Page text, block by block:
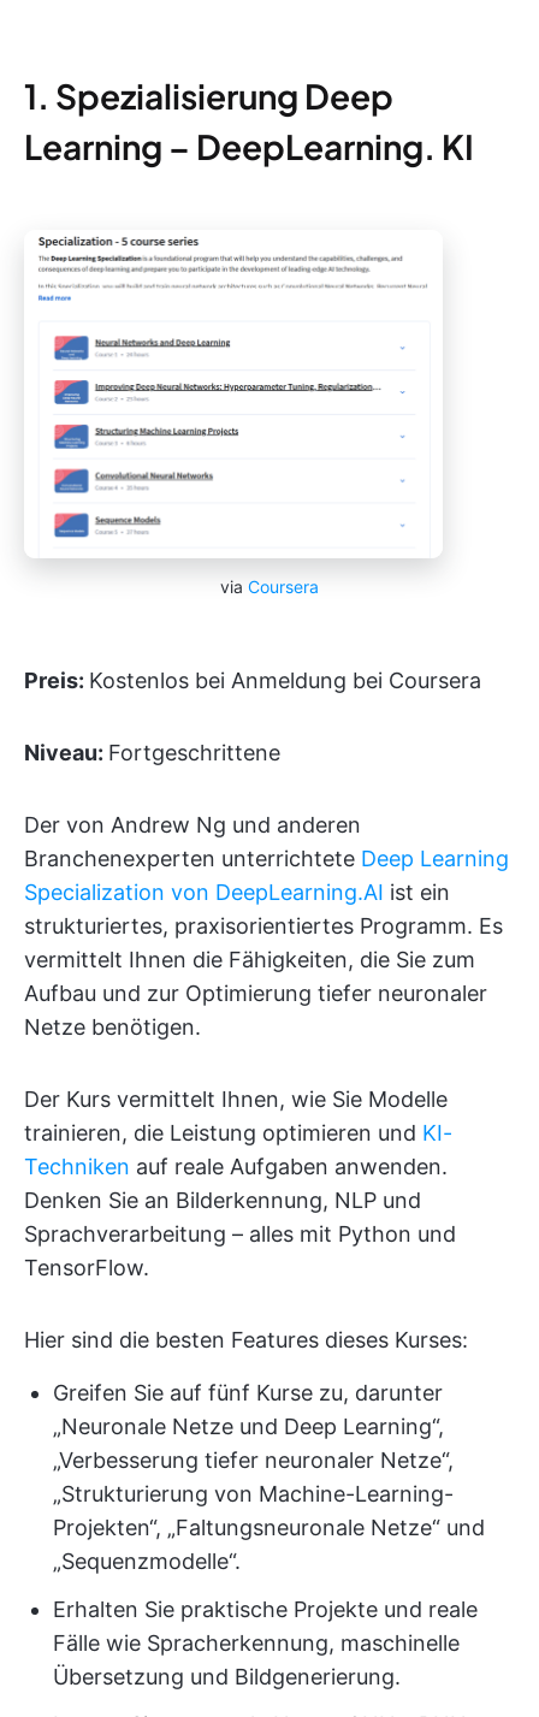
1. Spezialisierung Deep
Learning – DeepLearning. KI
via Coursera
Preis: Kostenlos bei Anmeldung bei Coursera
Niveau: Fortgeschrittene
Der von Andrew Ng und anderen
Branchenexperten unterrichtete Deep Learning
Specialization von DeepLearning.AI ist ein
strukturiertes, praxisorientiertes Programm. Es
vermittelt Ihnen die Fähigkeiten, die Sie zum
Aufbau und zur Optimierung tiefer neuronaler
Netze benötigen.
Der Kurs vermittelt Ihnen, wie Sie Modelle
trainieren, die Leistung optimieren und KI-
Techniken auf reale Aufgaben anwenden.
Denken Sie an Bilderkennung, NLP und
Sprachverarbeitung – alles mit Python und
TensorFlow.
Hier sind die besten Features dieses Kurses:
Greifen Sie auf fünf Kurse zu, darunter
„Neuronale Netze und Deep Learning“,
„Verbesserung tiefer neuronaler Netze“,
„Strukturierung von Machine-Learning-
Projekten“, „Faltungsneuronale Netze“ und
„Sequenzmodelle“.
Erhalten Sie praktische Projekte und reale
Fälle wie Spracherkennung, maschinelle
Übersetzung und Bildgenerierung.